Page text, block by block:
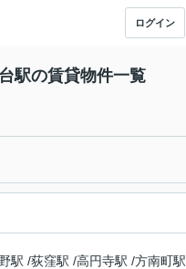
ログイン
駅の賃貸物件一覧
駅 /荻窪駅 /高円寺駅 /方南町駅